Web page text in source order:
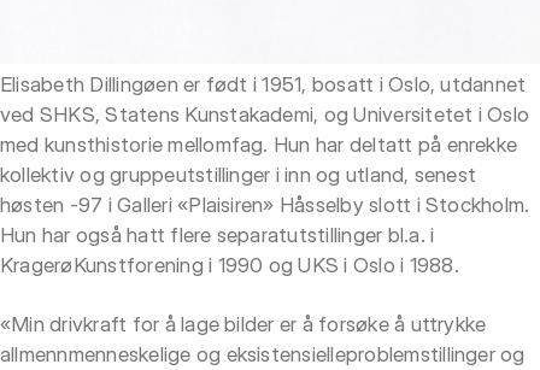
Elisabeth Dillingøen er født i 1951, bosatt i Oslo, utdannet
ved SHKS, Statens Kunstakademi, og Universitetet i Oslo
med kunsthistorie mellomfag. Hun har deltatt på enrekke
kollektiv og gruppeutstillinger i inn og utland, senest
høsten -97 i Galleri «Plaisiren» Håsselby slott i Stockholm.
Hun har også hatt flere separatutstillinger bl.a. i
KragerøKunstforening i 1990 og UKS i Oslo i 1988.
«Min drivkraft for å lage bilder er å forsøke å uttrykke
allmennmenneskelige og eksistensielleproblemstillinger og